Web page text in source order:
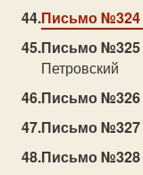
Письмо №324
Письмо №325
Петровский
Письмо №326
Письмо №327
Письмо №328